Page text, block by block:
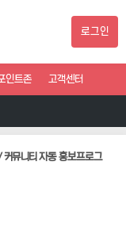
로그인
인트존 고객센터
뮤니티 자동 홍보프로그